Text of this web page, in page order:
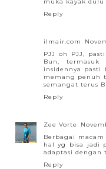
Reply
ilmair.com
PJJ oh PJJ,
Bun,
insidennya pasti
memang penuh
semangat terus
Reply
Zee Vorte
Berbagai
hal yg bisa jadi
adaptasi
Reply